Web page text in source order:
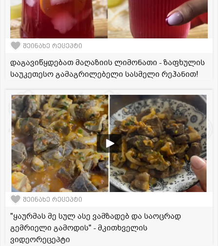
შეინახე რეცეპტი
დაგავიწყდებათ მაღაზიის ლიმონათი - ზაფხულის
საუკეთესო გამაგრილებელი სასმელი რეჰანით!
შეინახე რეცეპტი
"ყაურმას მე სულ ასე ვამზადებ და საოცრად
გემრიელი გამოდის" - მკითხველის
ვიდეორეცეპტი